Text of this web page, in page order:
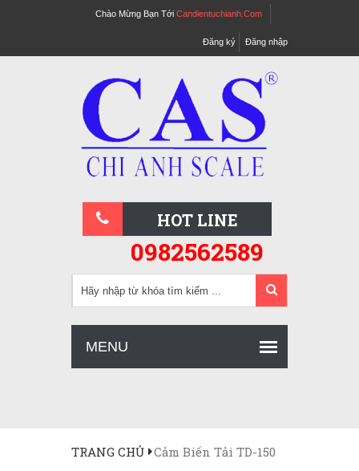
Chào Mừng Bạn Tới Candientuchianh.com
Đăng ký Đăng nhập
HOT LINE
0982562589
MENU
TRANG CHỦ Cảm Biến Tải TD-150